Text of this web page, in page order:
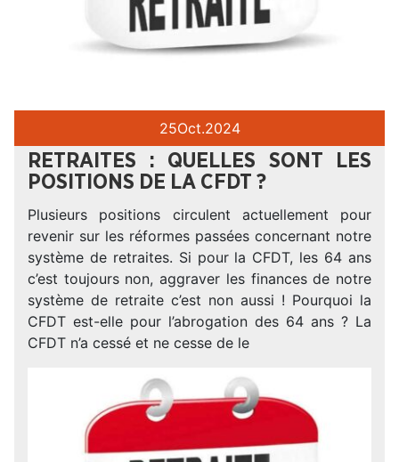
25Oct.2024
RETRAITES : QUELLES SONT LES
POSITIONS DE LA CFDT ?
Plusieurs positions circulent actuellement pour
revenir sur les réformes passées concernant notre
système de retraites. Si pour la CFDT, les 64 ans
c’est toujours non, aggraver les finances de notre
système de retraite c’est non aussi ! Pourquoi la
CFDT est-elle pour l’abrogation des 64 ans ? La
CFDT n’a cessé et ne cesse de le